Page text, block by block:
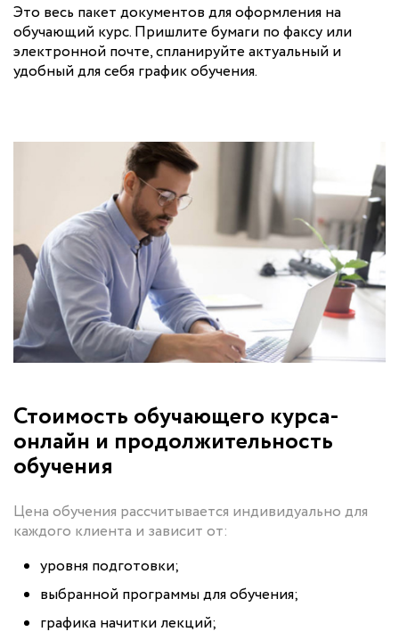
Это весь пакет документов для оформления на
обучающий курс. Пришлите бумаги по факсу или
электронной почте, спланируйте актуальный и
удобный для себя график обучения.
Стоимость обучающего курса-
онлайн и продолжительность
обучения
Цена обучения рассчитывается индивидуально для
каждого клиента и зависит от:
уровня подготовки;
выбранной программы для обучения;
графика начитки лекций;